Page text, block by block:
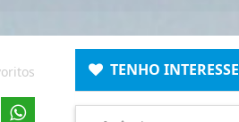
TENHO INTERESSE